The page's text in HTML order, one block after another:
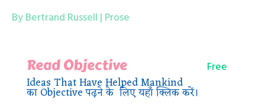
By Bertrand Russell | Prose
Read Objective
Ideas That Have Helped Mankind
का Objective पढ़ने के लिए यहाँ क्लिक करें।
Free